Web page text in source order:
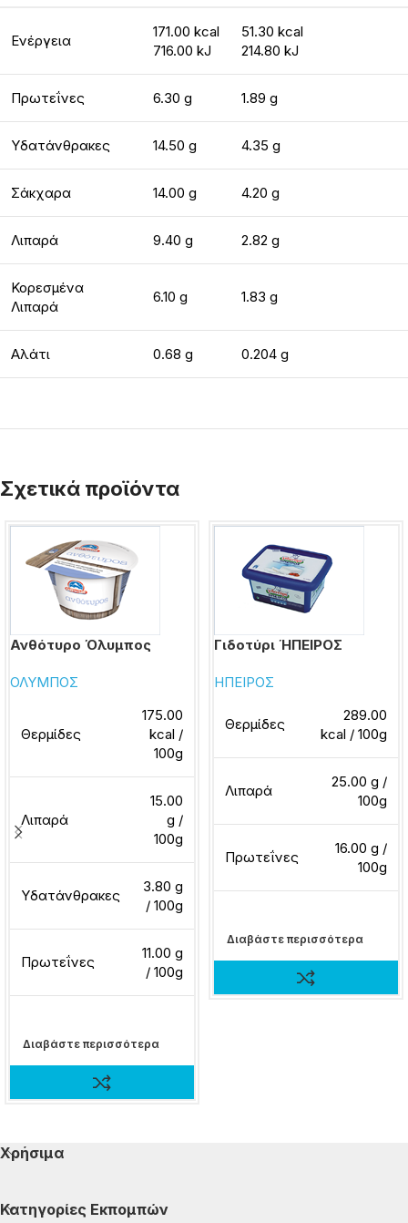
Ενέργεια
171.00 kcal
716.00 kJ
51.30 kcal
214.80 kJ
Πρωτεΐνες 6.30 g 1.89 g
Υδατάνθρακες 14.50 g 4.35 g
Σάκχαρα 14.00 g 4.20 g
Λιπαρά 9.40 g 2.82 g
Κορεσμένα
Λιπαρά
6.10 g 1.83 g
Αλάτι 0.68 g 0.204 g
Σχετικά προϊόντα
Ανθότυρο Όλυμπος
ΟΛΥΜΠΟΣ
Θερμίδες
175.00
kcal /
100g
Λιπαρά
15.00
g /
100g
Υδατάνθρακες
3.80 g
/ 100g
Πρωτεΐνες
11.00 g
/ 100g
Διαβάστε περισσότερα
Γιδοτύρι ΉΠΕΙΡΟΣ
ΗΠΕΙΡΟΣ
Θερμίδες
289.00
kcal / 100g
Λιπαρά
25.00 g /
100g
Πρωτεΐνες
16.00 g /
100g
Διαβάστε περισσότερα
Χρήσιμα
Κατηγορίες Εκπομπών